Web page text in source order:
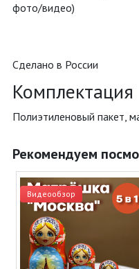
фото/видео)
Сделано в России
Комплектация
Полиэтиленовый пакет,
Рекомендуем
Видеообзор